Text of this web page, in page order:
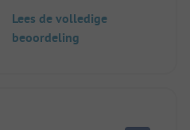
Lees de volledige
beoordeling